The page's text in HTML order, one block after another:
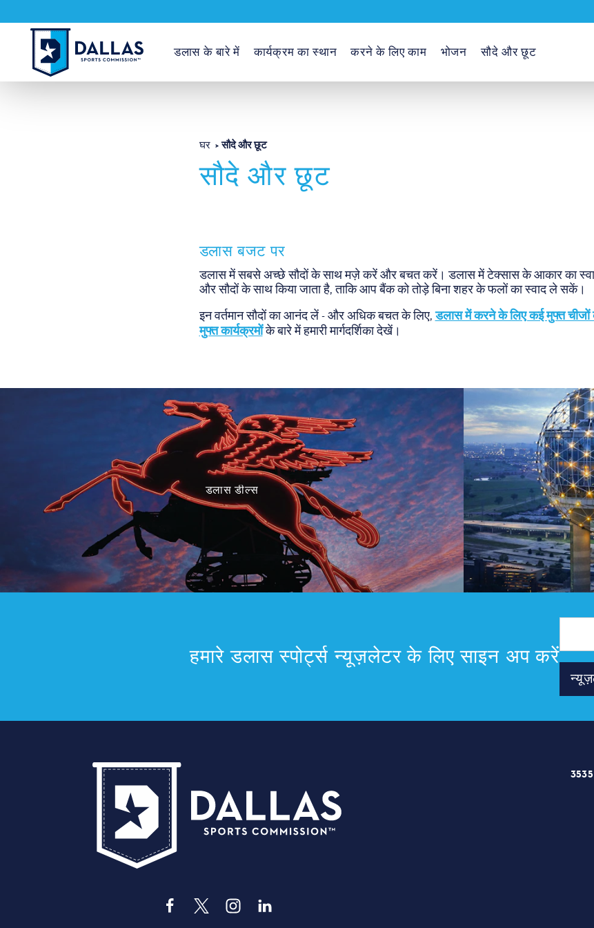
सामग्री पर जाएं
डलास के बारे में कार्यक्रम का स्थान करने के लिए काम भोजन सौदे और छूट
घर सौदे और छूट
सौदे और छूट
डलास बजट पर
डलास में सबसे अच्छे सौदों के साथ मज़े करें और बचत करें। डलास में टेक्सास के आकार का
और सौदों के साथ किया जाता है, ताकि आप बैंक को तोड़े बिना शहर के फलों का स्वाद ले सकें।
इन वर्तमान सौदों का आनंद लें - और अधिक बचत के लिए,डलास में करने के लिए कई मुफ्त
मुफ्त कार्यक्रमोंके बारे में हमारी मार्गदर्शिका देखें।
डलास डील्स
हमारे डलास स्पोर्ट्स न्यूज़लेटर के लिए साइन अप करें
मेल